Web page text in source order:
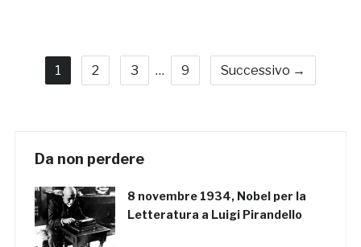
1 2 3 … 9 Successivo →
Da non perdere
8 novembre 1934, Nobel per la
Letteratura a Luigi Pirandello